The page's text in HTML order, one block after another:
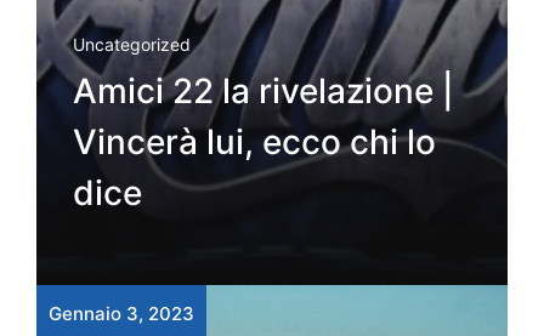
Uncategorized
Amici 22 la rivelazione |
Vincerà lui, ecco chi lo
dice
Gennaio 3, 2023